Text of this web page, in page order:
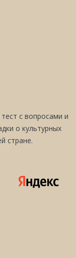
с вопросами и
о культурных
стране.